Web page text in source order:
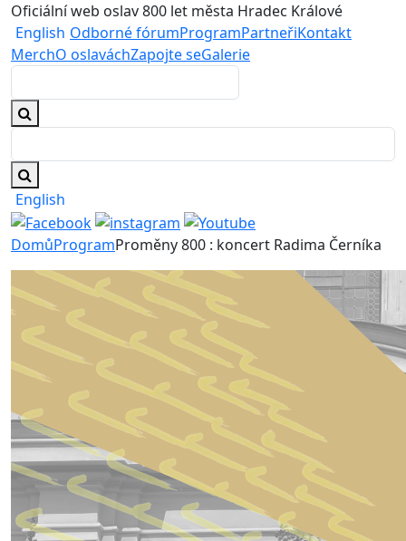
Oficiální web oslav 800 let města Hradec Králové
English Odborné fórumProgramPartneřiKontakt
MerchO oslaváchZapojte seGalerie
English
DomůProgramProměny 800 : koncert Radima Černíka